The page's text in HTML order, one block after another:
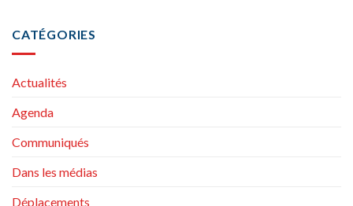
CATÉGORIES
Actualités
Agenda
Communiqués
Dans les médias
Déplacements